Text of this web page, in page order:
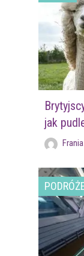
jak
Frania